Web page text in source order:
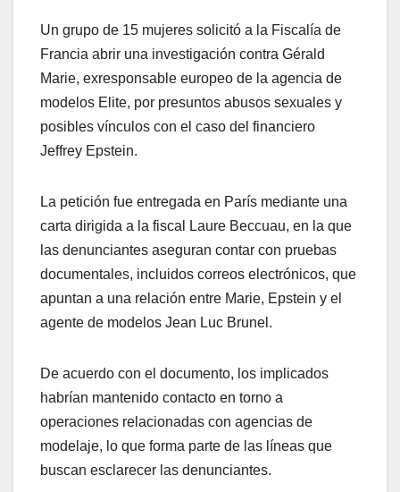
Un grupo de 15 mujeres solicitó a la Fiscalía de
Francia abrir una investigación contra Gérald
Marie, exresponsable europeo de la agencia de
modelos Elite, por presuntos abusos sexuales y
posibles vínculos con el caso del financiero
Jeffrey Epstein.
La petición fue entregada en París mediante una
carta dirigida a la fiscal Laure Beccuau, en la que
las denunciantes aseguran contar con pruebas
documentales, incluidos correos electrónicos, que
apuntan a una relación entre Marie, Epstein y el
agente de modelos Jean Luc Brunel.
De acuerdo con el documento, los implicados
habrían mantenido contacto en torno a
operaciones relacionadas con agencias de
modelaje, lo que forma parte de las líneas que
buscan esclarecer las denunciantes.